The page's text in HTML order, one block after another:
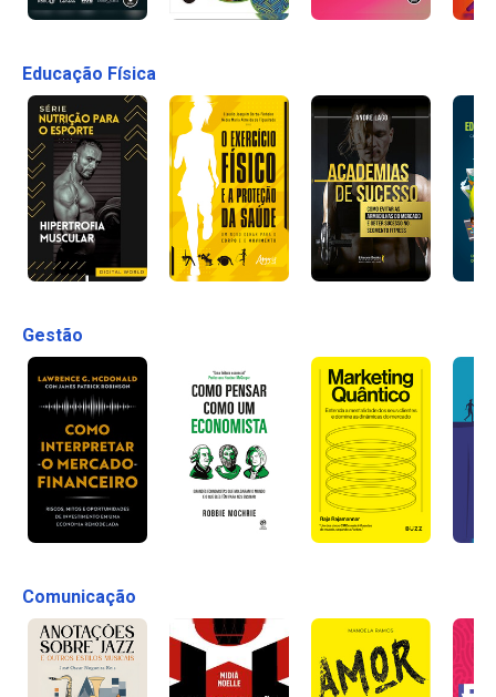
Educação Física
Gestão
Comunicação